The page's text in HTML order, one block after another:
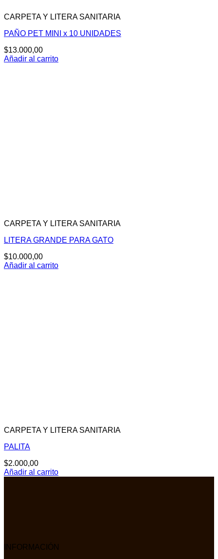
CARPETA Y LITERA SANITARIA
PAÑO PET MINI x 10 UNIDADES
$13.000,00
Añadir al carrito
CARPETA Y LITERA SANITARIA
LITERA GRANDE PARA GATO
$10.000,00
Añadir al carrito
CARPETA Y LITERA SANITARIA
PALITA
$2.000,00
Añadir al carrito
INFORMACIÓN